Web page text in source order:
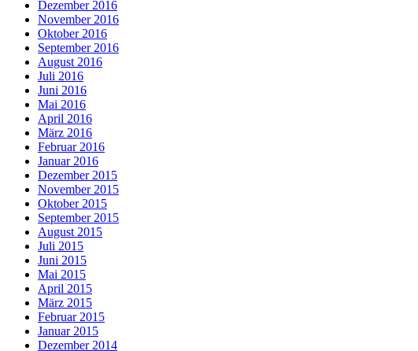
Dezember 2016
November 2016
Oktober 2016
September 2016
August 2016
Juli 2016
Juni 2016
Mai 2016
April 2016
März 2016
Februar 2016
Januar 2016
Dezember 2015
November 2015
Oktober 2015
September 2015
August 2015
Juli 2015
Juni 2015
Mai 2015
April 2015
März 2015
Februar 2015
Januar 2015
Dezember 2014